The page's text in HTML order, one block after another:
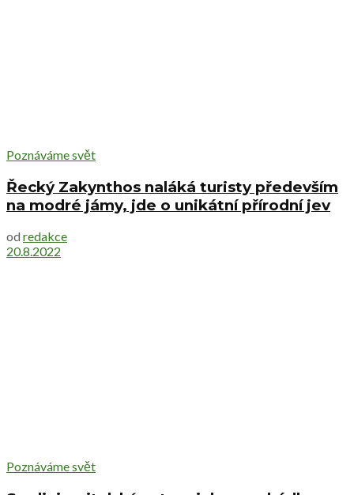
Poznáváme svět
Řecký Zakynthos naláká turisty především
na modré jámy, jde o unikátní přírodní jev
od redakce
20.8.2022
Poznáváme svět